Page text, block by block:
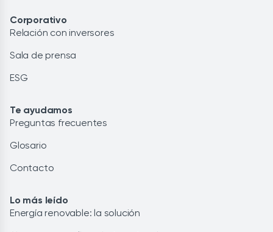
Corporativo
Relación con inversores
Sala de prensa
ESG
Te ayudamos
Preguntas frecuentes
Glosario
Contacto
Lo más leído
Energía renovable: la solución